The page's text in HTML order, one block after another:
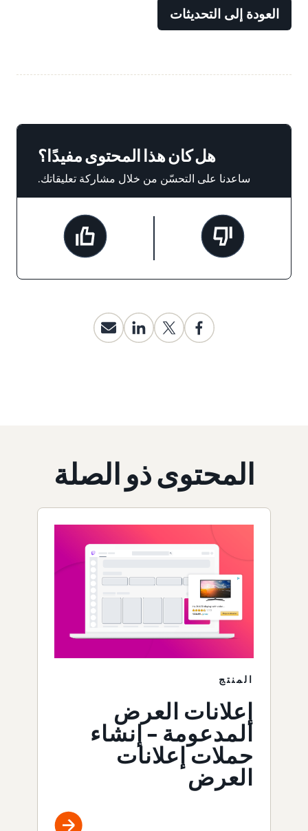
العودة إلى التحديثات
هل كان هذا المحتوى مفيدًا؟
ساعدنا على التحسّن من خلال مشاركة تعليقاتك.
المحتوى ذو الصلة
المنتج
إعلانات العرض
المدعومة – إنشاء
حملات إعلانات
العرض